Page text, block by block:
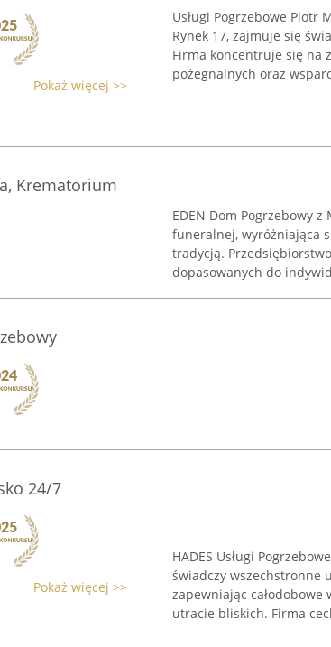
Pokaż więcej >>
Usługi Pogrzebowe Piotr
Rynek 17, zajmuje się
Firma koncentruje się na
pożegnalnych oraz
Krematorium
EDEN Dom Pogrzebowy
funeralnej, wyróżniająca
tradycją.
dopasowanych do
24/7
Pokaż więcej >>
HADES Usługi
świadczy wszechstronne
zapewniając
utracie bliskich. Firma